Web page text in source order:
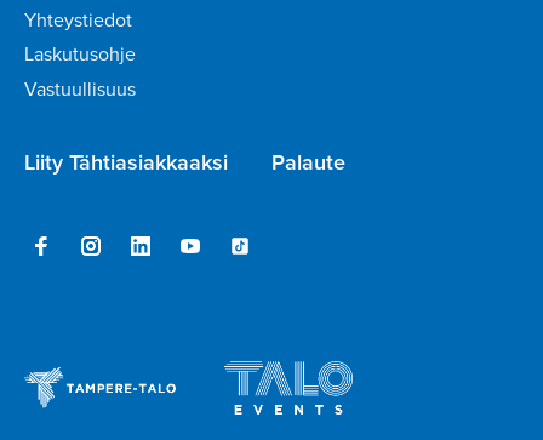
Yhteystiedot
Laskutusohje
Vastuullisuus
Liity Tähtiasiakkaaksi Palaute